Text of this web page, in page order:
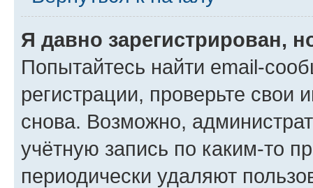
Я давно зарегистрирован,
Попытайтесь найти email-
регистрации, проверьте свои
снова. Возможно,
учётную запись по каким-то
периодически удаляют